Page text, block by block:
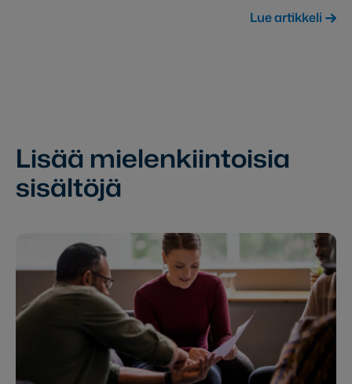
Lue artikkeli
Lisää mielenkiintoisia
sisältöjä